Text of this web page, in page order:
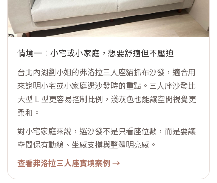
情境一：小宅或小家庭，想要舒適但不壓迫
台北內湖劉小姐的弗洛拉三人座貓抓布沙發，適合用
來說明小宅或小家庭選沙發時的重點。三人座沙發比
大型 L 型更容易控制比例，淺灰色也能讓空間視覺更
柔和。
對小宅家庭來說，選沙發不是只看座位數，而是要讓
空間保有動線、坐感支撐與整體明亮感。
查看弗洛拉三人座實境案例 →